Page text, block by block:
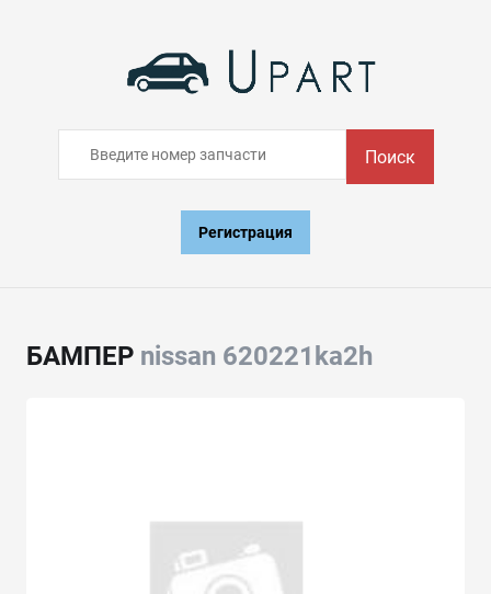
Поиск
Регистрация
БАМПЕР nissan 620221ka2h